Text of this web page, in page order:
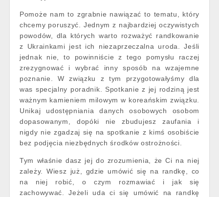
Pomoże nam to zgrabnie nawiązać to tematu, który
chcemy poruszyć. Jednym z najbardziej oczywistych
powodów, dla których warto rozważyć randkowanie
z Ukrainkami jest ich niezaprzeczalna uroda. Jeśli
jednak nie, to powinniście z tego pomysłu raczej
zrezygnować i wybrać inny sposób na wzajemne
poznanie. W związku z tym przygotowałyśmy dla
was specjalny poradnik. Spotkanie z jej rodziną jest
ważnym kamieniem milowym w koreańskim związku.
Unikaj udostępniania danych osobowych osobom
dopasowanym, dopóki nie zbudujesz zaufania i
nigdy nie zgadzaj się na spotkanie z kimś osobiście
bez podjęcia niezbędnych środków ostrożności.
Tym właśnie dasz jej do zrozumienia, że Ci na niej
zależy. Wiesz już, gdzie umówić się na randkę, co
na niej robić, o czym rozmawiać i jak się
zachowywać. Jeżeli uda ci się umówić na randkę